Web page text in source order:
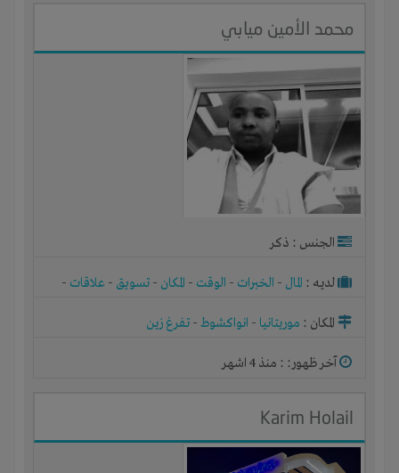
محمد الأمين ميابي
الجنس : ذكر
لديـه : المال - الخبرات - الوقت - المكان - تسويق - علاقات -
المكان : موريتانيا - انواكشوط- تفرغ زين
آخر ظهور: : منذ 4 اشهر
Karim Holail